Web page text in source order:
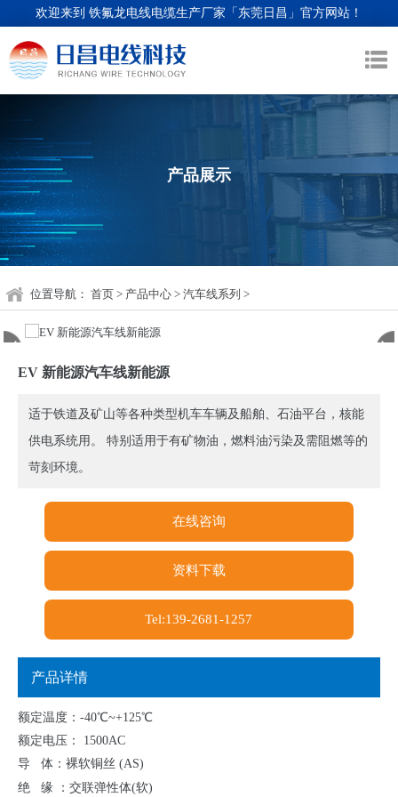
欢迎来到 铁氟龙电线电缆生产厂家「东莞日昌」官方网站！
产品展示
位置导航： 首页 > 产品中心 > 汽车线系列 >
EV 新能源汽车线新能源
适于铁道及矿山等各种类型机车车辆及船舶、石油平台，核能
供电系统用。 特别适用于有矿物油，燃料油污染及需阻燃等的
苛刻环境。
在线咨询
资料下载
Tel:139-2681-1257
产品详情
额定温度：-40℃~+125℃
额定电压： 1500AC
导 体：裸软铜丝 (AS)
绝 缘 ：交联弹性体(软)